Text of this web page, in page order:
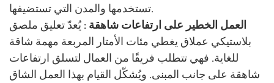
تستخدمها والمدن التي تستضيفها.
العمل الخطير على ارتفاعات شاهقة : يُعدّ تعليق ملصق
بلاستيكي عملاق يغطي مئات الأمتار المربعة مهمة شاقة
للغاية. فهي تتطلب فريقًا من العمال لتسلق ارتفاعات
شاهقة على جانب المبنى. ويُشكّل القيام بهذا العمل الشاق